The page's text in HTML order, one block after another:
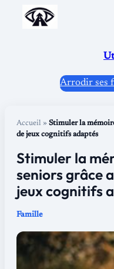
Aller
Arrodir ses
Accueil » Stimuler la
de jeux cognitifs adaptés
Stimuler la
seniors grâce
jeux cognitifs
Famille